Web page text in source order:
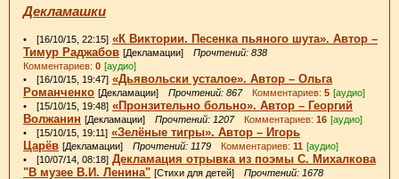
Декламашки
• [16/10/15, 22:15] «К Виктории. Песенка пьяного шута». Автор –
Тимур Раджабов [Декламации] Прочтений: 838
Комментариев: 0 [аудио]
• [16/10/15, 19:47] «Дьявольски усталое». Автор – Ольга
Романченко [Декламации] Прочтений: 867Комментариев: 5 [аудио]
• [15/10/15, 19:48] «Пронзительно больно». Автор – Георгий
Волжанин [Декламации] Прочтений: 1207Комментариев: 16 [аудио]
• [15/10/15, 19:11] «Зелёные тигры». Автор – Игорь
Царёв [Декламации] Прочтений: 1179 Комментариев: 11 [аудио]
• [10/07/14, 08:18] Декламация отрывка из поэмы С. Михалкова
"В музее В.И. Ленина" [Стихи для детей] Прочтений: 1678